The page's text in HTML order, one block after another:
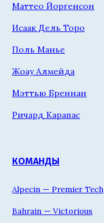
Маттео Йоргенсон
Исаак Дель Торо
Поль Манье
Жоау Алмейда
Мэттью Бреннан
Ричард Карапас
КОМАНДЫ
Alpecin — Premier Tech
Bahrain — Victorious